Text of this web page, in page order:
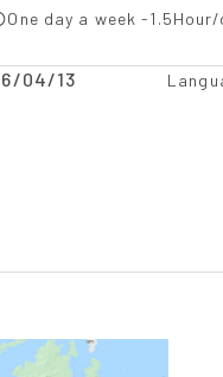
One day a week -
04/13